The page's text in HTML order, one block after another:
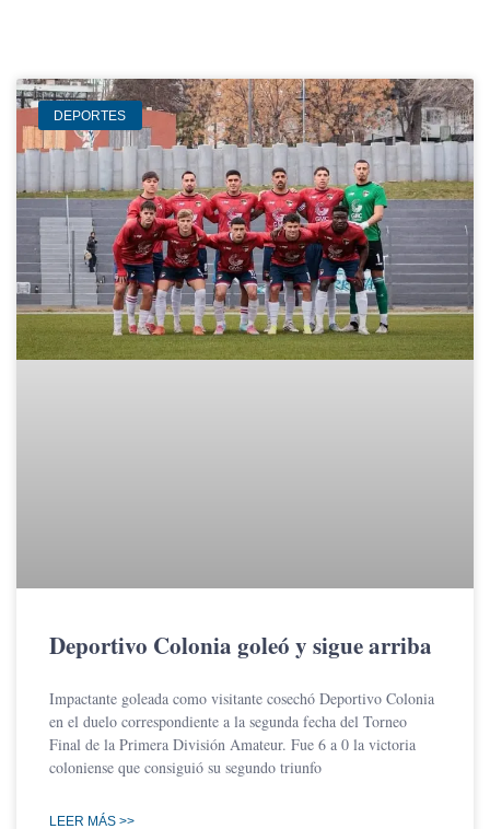
DEPORTES
Deportivo Colonia goleó y sigue arriba
Impactante goleada como visitante cosechó Deportivo Colonia
en el duelo correspondiente a la segunda fecha del Torneo
Final de la Primera División Amateur. Fue 6 a 0 la victoria
coloniense que consiguió su segundo triunfo
LEER MÁS >>